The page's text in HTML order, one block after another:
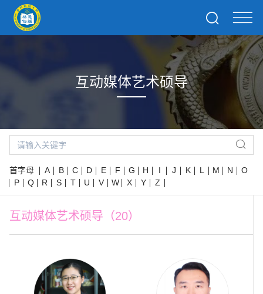
互动媒体艺术硕导
首字母 A B C D E F G H I J K L M N
O
P
Q R S T U V W X Y Z
互动媒体艺术硕导（20）